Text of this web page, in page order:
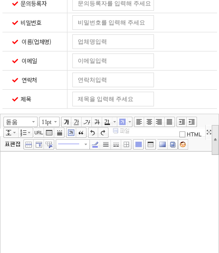
문의등록자
비밀번호
이름(업체명)
이메일
연락처
제목
돋움 11pt